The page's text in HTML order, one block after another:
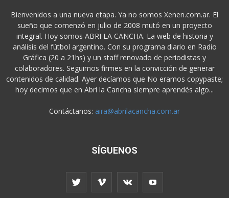
Bienvenidos a una nueva etapa. Ya no somos Xenen.com.ar. El
sueño que comenzó en julio de 2008 mutó en un proyecto
integral. Hoy somos ABRI LA CANCHA. La web de historia y
análisis del fútbol argentino. Con su programa diario en Radio
Gráfica (20 a 21hs) y un staff renovado de periodistas y
colaboradores. Seguimos firmes en la convicción de generar
contenidos de calidad. Ayer decíamos que No eramos copypaste;
hoy decimos que en Abrí la Cancha siempre aprendés algo...
Contáctanos: aira@abrilacancha.com.ar
SÍGUENOS